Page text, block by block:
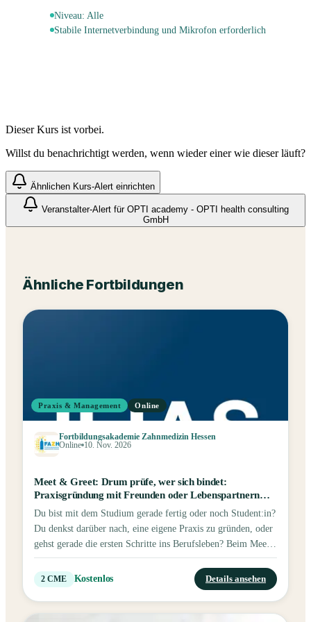
Niveau: Alle
Stabile Internetverbindung und Mikrofon erforderlich
Dieser Kurs ist vorbei.
Willst du benachrichtigt werden, wenn wieder einer wie dieser läuft?
Ähnlichen Kurs-Alert einrichten
Veranstalter-Alert für OPTI academy - OPTI health consulting
GmbH
Ähnliche Fortbildungen
Praxis & Management Online
Fortbildungsakademie Zahnmedizin Hessen
Online 10. Nov. 2026
Meet & Greet: Drum prüfe, wer sich bindet:
Praxisgründung mit Freunden oder Lebenspartnern
rechtlich absichern
Du bist mit dem Studium gerade fertig oder noch Student:in?
Du denkst darüber nach, eine eigene Praxis zu gründen, oder
gehst gerade die ersten Schritte ins Berufsleben? Beim Meet
& Greet lernst du Menschen kennen, denen es genauso geht
wie dir. Du bekommst Input und Insiderwissen zu aktuellen
Themen aus Zahnmedizin, Praxis und Management – direkt
2 CME Kostenlos Details ansehen